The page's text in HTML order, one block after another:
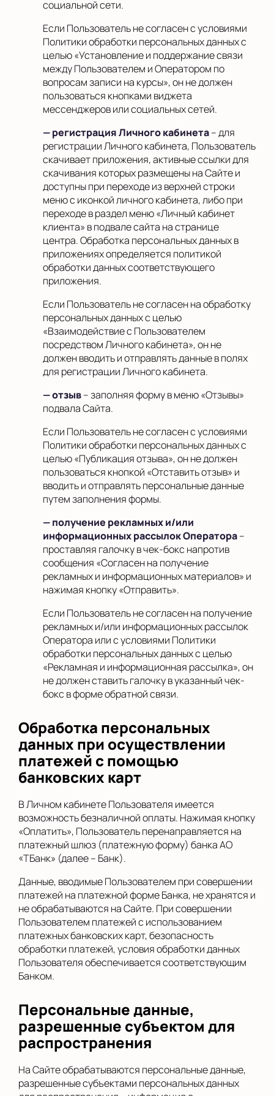
социальной сети.
Если Пользователь не согласен с условиями
Политики обработки персональных данных с
целью «Установление и поддержание связи
между Пользователем и Оператором по
вопросам записи на курсы», он не должен
пользоваться кнопками виджета
мессенджеров или социальных сетей.
— регистрация Личного кабинета– для
регистрации Личного кабинета, Пользователь
скачивает приложения, активные ссылки для
скачивания которых размещены на Сайте и
доступны при переходе из верхней строки
меню с иконкой личного кабинета, либо при
переходе в раздел меню «Личный кабинет
клиента» в подвале сайта на странице
центра. Обработка персональных данных в
приложениях определяется политикой
обработки данных соответствующего
приложения.
Если Пользователь не согласен на обработку
персональных данных с целью
«Взаимодействие с Пользователем
посредством Личного кабинета», он не
должен вводить и отправлять данные в полях
для регистрации Личного кабинета.
— отзыв– заполняя форму в меню «Отзывы»
подвала Сайта.
Если Пользователь не согласен с условиями
Политики обработки персональных данных с
целью «Публикация отзыва», он не должен
пользоваться кнопкой «Отставить отзыв» и
вводить и отправлять персональные данные
путем заполнения формы.
— получение рекламных и/или
информационных рассылок Оператора–
проставляя галочку в чек-бокс напротив
сообщения «Согласен на получение
рекламных и информационных материалов» и
нажимая кнопку «Отправить».
Если Пользователь не согласен на получение
рекламных и/или информационных рассылок
Оператора или с условиями Политики
обработки персональных данных с целью
«Рекламная и информационная рассылка», он
не должен ставить галочку в указанный чек-
бокс в форме обратной связи.
Обработка персональных
данных при осуществлении
платежей с помощью
банковских карт
В Личном кабинете Пользователя имеется
возможность безналичной оплаты. Нажимая кнопку
«Оплатить», Пользователь перенаправляется на
платежный шлюз (платежную форму) банка АО
«ТБанк» (далее – Банк).
Данные, вводимые Пользователем при совершении
платежей на платежной форме Банка, не хранятся и
не обрабатываются на Сайте. При совершении
Пользователем платежей с использованием
платежных банковских карт, безопасность
обработки платежей, условия обработки данных
Пользователя обеспечивается соответствующим
Банком.
Персональные данные,
разрешенные субъектом для
распространения
На Сайте обрабатываются персональные данные,
разрешенные субъектами персональных данных